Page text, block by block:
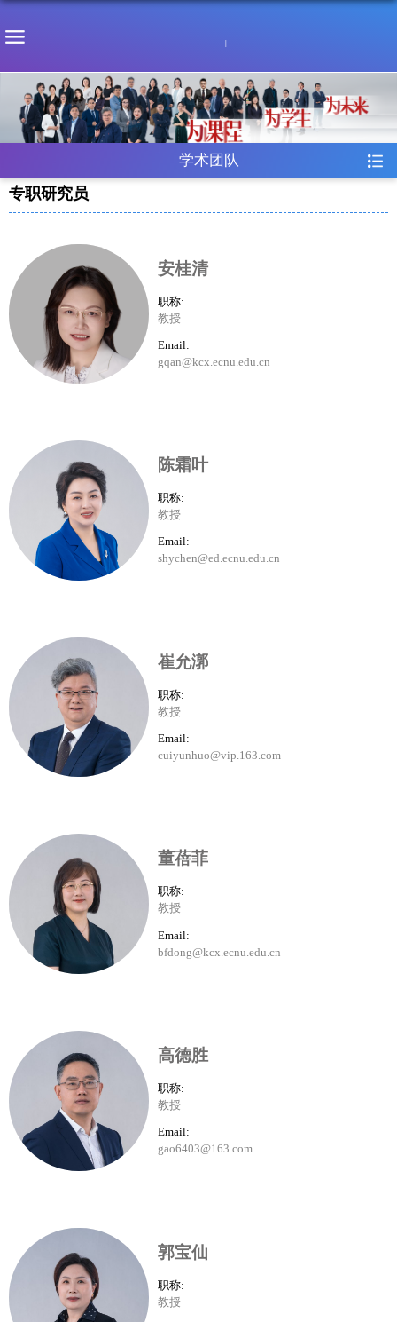
学术团队
专职研究员
安桂清
职称:
教授
Email:
gqan@kcx.ecnu.edu.cn
陈霜叶
职称:
教授
Email:
shychen@ed.ecnu.edu.cn
崔允漷
职称:
教授
Email:
cuiyunhuo@vip.163.com
董蓓菲
职称:
教授
Email:
bfdong@kcx.ecnu.edu.cn
高德胜
职称:
教授
Email:
gao6403@163.com
郭宝仙
职称:
教授